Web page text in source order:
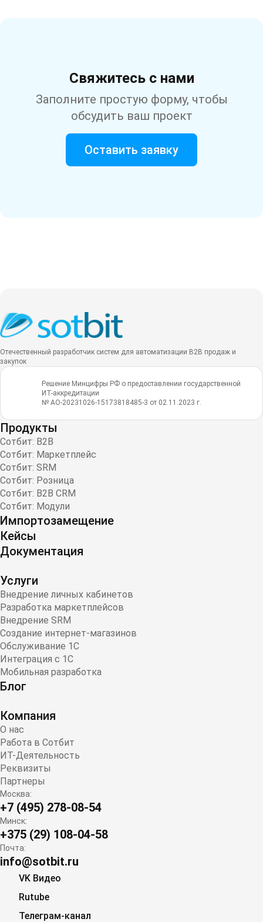
Свяжитесь с нами
Заполните простую форму, чтобы
обсудить ваш проект
Оставить заявку
Отечественный разработчик систем для автоматизации B2B продаж и
закупок
Решение Минцифры РФ о предоставлении государственной
ИТ-аккредитации
№ АО-20231026-15173818485-3 от 02.11.2023 г.
Продукты
Сотбит: B2B
Сотбит: Маркетплейс
Сотбит: SRM
Сотбит: Розница
Сотбит: B2B CRM
Сотбит: Модули
Импортозамещение
Кейсы
Документация
Услуги
Внедрение личных кабинетов
Разработка маркетплейсов
Внедрение SRM
Создание интернет-магазинов
Обслуживание 1С
Интеграция с 1С
Мобильная разработка
Блог
Компания
О нас
Работа в Сотбит
ИТ-Деятельность
Реквизиты
Партнеры
Москва:
+7 (495) 278-08-54
Минск:
+375 (29) 108-04-58
Почта:
info@sotbit.ru
VK Видео
Rutube
Телеграм-канал